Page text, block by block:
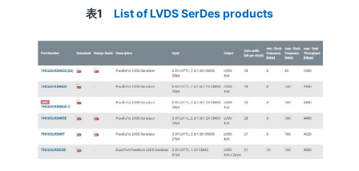
表1 List of LVDS SerDes products